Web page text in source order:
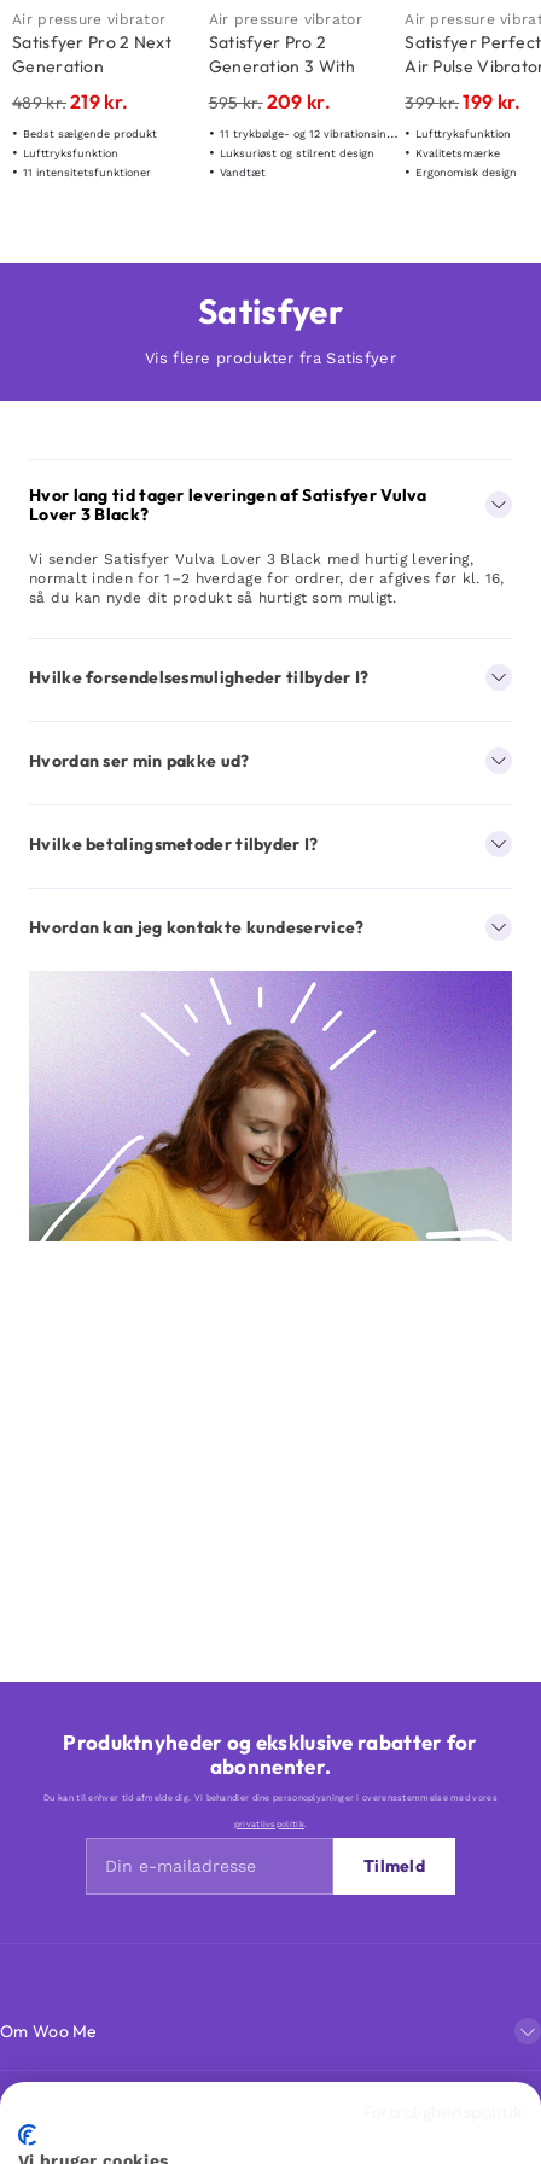
Air pressure vibrator
Satisfyer Pro 2 Next
Generation
489kr.219 kr.
Bedst sælgende produkt
Lufttryksfunktion
11 intensitetsfunktioner
Air pressure vibrator
Satisfyer Pro 2
Generation 3 With
Liquid Air Black
595kr.209 kr.
11 trykbølge- og 12 vibrationsindstillinger
Luksuriøst og stilrent design
Vandtæt
Air pressure
Satisfyer Perfect
Air Pulse
399kr.199 kr.
Lufttryksfunktion
Kvalitetsmærke
Ergonomisk design
Satisfyer
Vis flere produkter fra Satisfyer
Hvor lang tid tager leveringen af Satisfyer Vulva
Lover 3 Black?
Vi sender Satisfyer Vulva Lover 3 Black med hurtig levering,
normalt inden for 1–2 hverdage for ordrer, der afgives før kl. 16,
så du kan nyde dit produkt så hurtigt som muligt.
Hvilke forsendelsesmuligheder tilbyder I?
Hvordan ser min pakke ud?
Hvilke betalingsmetoder tilbyder I?
Hvordan kan jeg kontakte kundeservice?
Produktnyheder og eksklusive rabatter for
abonnenter.
Du kan til enhver tid afmelde dig. Vi behandler dine personoplysninger i overensstemmelse med vores
privatlivspolitik.
Tilmeld
Om Woo Me
Kundeservice